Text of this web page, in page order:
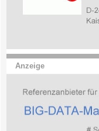
Anzeige